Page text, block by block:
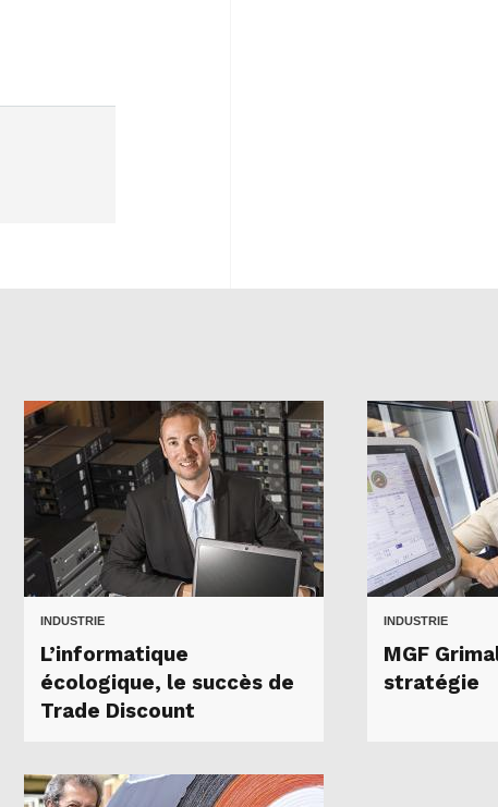
INDUSTRIE
L’informatique
écologique, le succès de
Trade Discount
INDUSTRIE
MGF
stratégie